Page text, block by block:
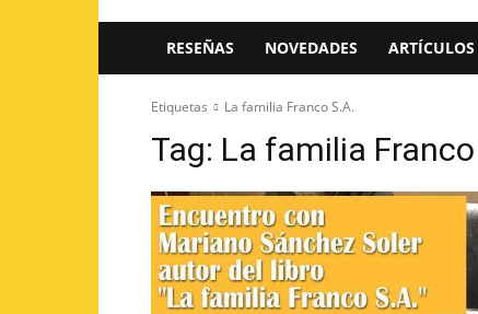
de
reseñas
RESEÑAS NOVEDADES ARTÍCULOS
Etiquetas La familia Franco S.A.
Tag: La familia Franco